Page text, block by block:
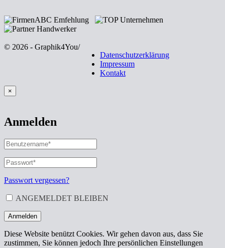
© 2026 - Graphik4You/
Datenschutzerklärung
Impressum
Kontakt
×
Anmelden
BENUTZERNAME
ODER
E-
MAIL-
ADRESSE*
ERFORDERLICH
PASSWORT
ERFORDERLICH
Passwort vergessen?
ANGEMELDET BLEIBEN
Anmelden
Diese Website benützt Cookies. Wir gehen davon aus, dass Sie
zustimmen, Sie können jedoch Ihre persönlichen Einstellungen